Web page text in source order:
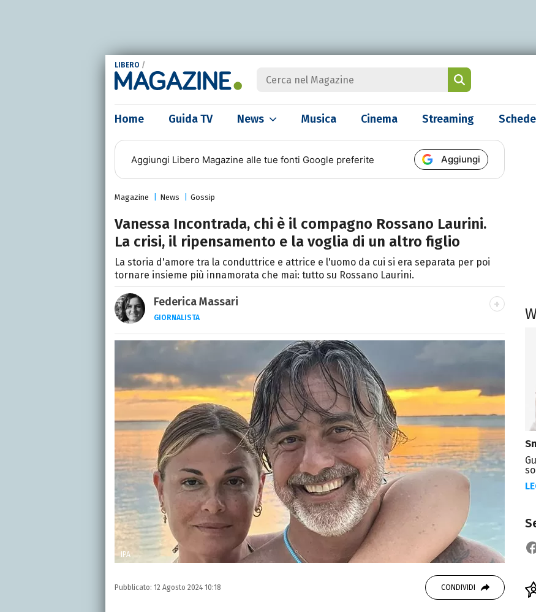
LIBERO /
Home Guida TV News Musica Cinema Streaming Schede
Aggiungi Libero Magazine alle tue fonti Google preferite Aggiungi
Magazine News Gossip
Vanessa Incontrada, chi è il compagno Rossano Laurini.
La crisi, il ripensamento e la voglia di un altro figlio
La storia d'amore tra la conduttrice e attrice e l'uomo da cui si era separata per poi
tornare insieme più innamorata che mai: tutto su Rossano Laurini.
Federica Massari
GIORNALISTA
LINKEDIN
INSTAGRAM FACEBOOK
Giornalista nata nella città di Parthenope, si definisce "madriletana".
Da anni scrive (per un numero imprecisato di testate) di spettacoli e
musica, TV e calcio.
IPA
Pubblicato: 12 Agosto 2024 10:18 CONDIVIDI